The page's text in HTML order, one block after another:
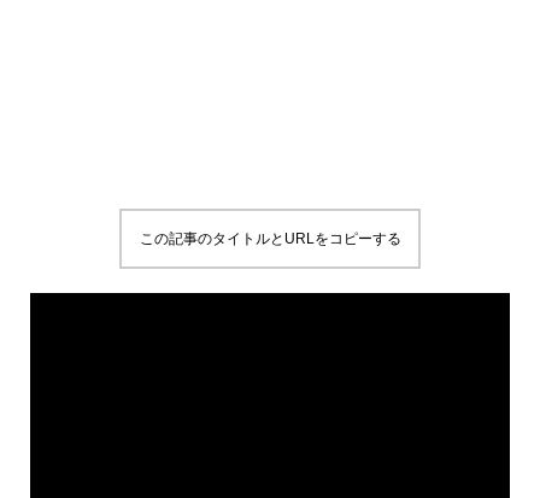
この記事のタイトルとURLをコピーする